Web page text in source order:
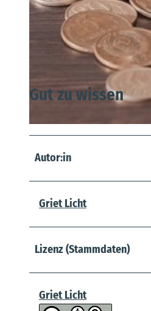
CC-BY-SA
Gut zu wissen
Autor:in
Griet Licht
Lizenz (Stammdaten)
Griet Licht